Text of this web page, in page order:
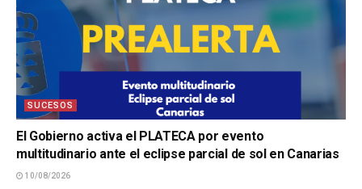
SUCESOS
El Gobierno activa el PLATECA por evento
multitudinario ante el eclipse parcial de sol en Canarias
10/08/2026